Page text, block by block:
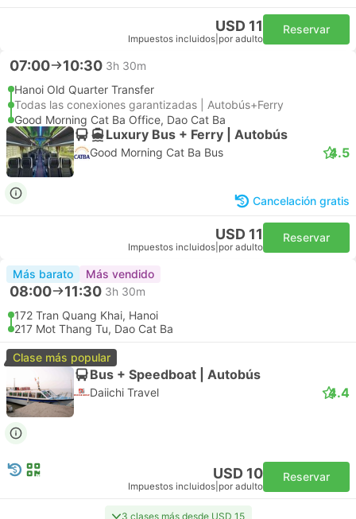
USD 11
Impuestos incluidos por adulto
Reservar
07:00 10:30 3h 30m
Hanoi Old Quarter Transfer
Todas las conexiones garantizadas | Autobús+Ferry
Good Morning Cat Ba Office, Dao Cat Ba
Luxury Bus + Ferry | Autobús
Good Morning Cat Ba Bus 4.5
Cancelación gratis
USD 11
Impuestos incluidos por adulto
Reservar
Más barato Más vendido
08:00 11:30 3h 30m
172 Tran Quang Khai, Hanoi
217 Mot Thang Tu, Dao Cat Ba
Clase más popular
Bus + Speedboat | Autobús
Daiichi Travel 4.4
USD 10
Impuestos incluidos por adulto
Reservar
3 clases más desde USD 15